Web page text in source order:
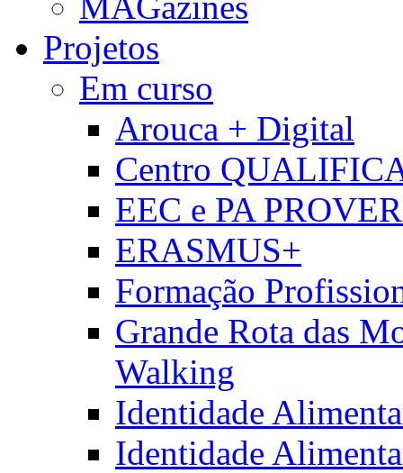
Projetos
Em curso
Arouca + Digital
Centro
EEC e PA
ERASMUS+
Formação
Grande Rota das
Walking
Identidade
Identidade